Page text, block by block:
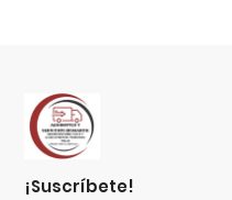
¡suscríbete!